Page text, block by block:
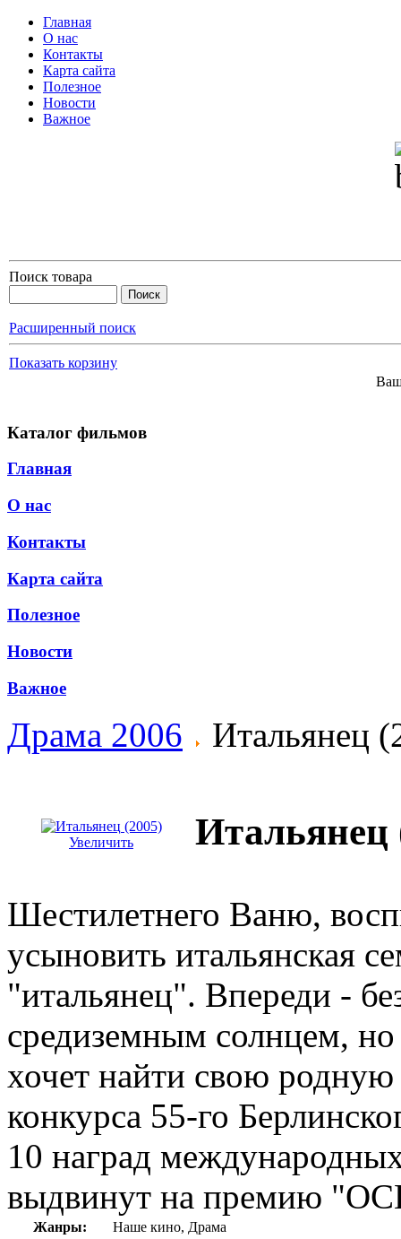
Главная
О нас
Контакты
Карта сайта
Полезное
Новости
Важное
Поиск товара
Расширенный поиск
Показать корзину
Каталог фильмов
Главная
О нас
Контакты
Карта сайта
Полезное
Новости
Важное
Драма 2006 Итальянец
Увеличить Итальянец
Шестилетнего Ваню,
усыновить итальянская
"итальянец". Впереди -
средиземным солнцем,
хочет найти свою
конкурса 55-го
10 наград
выдвинут на премию
Жанры: Наше кино, Драма